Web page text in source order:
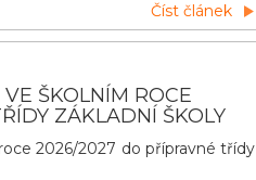
Číst článek
ŠKOLNÍM ROCE
ZÁKLADNÍ ŠKOLY
2026/2027 do přípravné třídy